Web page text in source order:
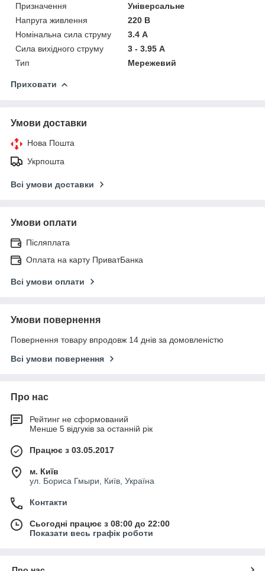
Призначення
Універсальне
Напруга живлення
220 В
Номінальна сила струму
3.4 А
Сила вихідного струму
3 - 3.95 А
Тип
Мережевий
Приховати
Умови доставки
Нова Пошта
Укрпошта
Всі умови доставки
Умови оплати
Післяплата
Оплата на карту ПриватБанка
Всі умови оплати
Умови повернення
Повернення товару впродовж 14 днів за домовленістю
Всі умови повернення
Про нас
Рейтинг не сформований
Менше 5 відгуків за останній рік
Працює з 03.05.2017
м. Київ
ул. Бориса Гмыри, Київ, Україна
Контакти
Сьогодні працює з 08:00 до 22:00
Показати весь графік роботи